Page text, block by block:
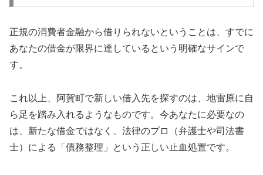
正規の消費者金融から借りられないということは、すでに
あなたの借金が限界に達しているという明確なサインで
す。
これ以上、阿賀町で新しい借入先を探すのは、地雷原に自
ら足を踏み入れるようなものです。今あなたに必要なの
は、新たな借金ではなく、法律のプロ（弁護士や司法書
士）による「債務整理」という正しい止血処置です。